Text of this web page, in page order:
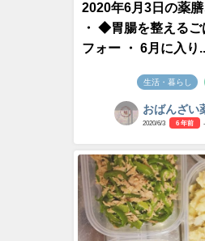
2020年6月3日の薬膳
・ ◆胃腸を整える
フォー ・ 6月に入り
生活・暮らし
おばんざい
2020/6/3 6 年前